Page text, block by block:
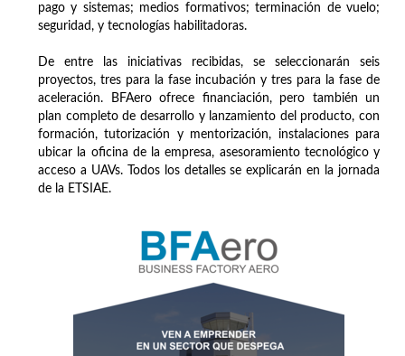
pago y sistemas; medios formativos; terminación de vuelo;
seguridad, y tecnologías habilitadoras.
De entre las iniciativas recibidas, se seleccionarán seis
proyectos, tres para la fase incubación y tres para la fase de
aceleración. BFAero ofrece financiación, pero también un
plan completo de desarrollo y lanzamiento del producto, con
formación, tutorización y mentorización, instalaciones para
ubicar la oficina de la empresa, asesoramiento tecnológico y
acceso a UAVs. Todos los detalles se explicarán en la jornada
de la ETSIAE.